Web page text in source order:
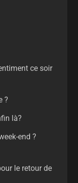
ce soir
?
là?
end ?
le retour de